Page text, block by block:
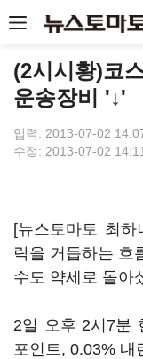
(2시시황)코
운송장비 '↓'
입력: 2013-07-02
수정: 2013-07-02
[뉴스토마토 최
락을 거듭하는 흐
수도 약세로 돌아
2일 오후 2시7분
포인트, 0.03% 내